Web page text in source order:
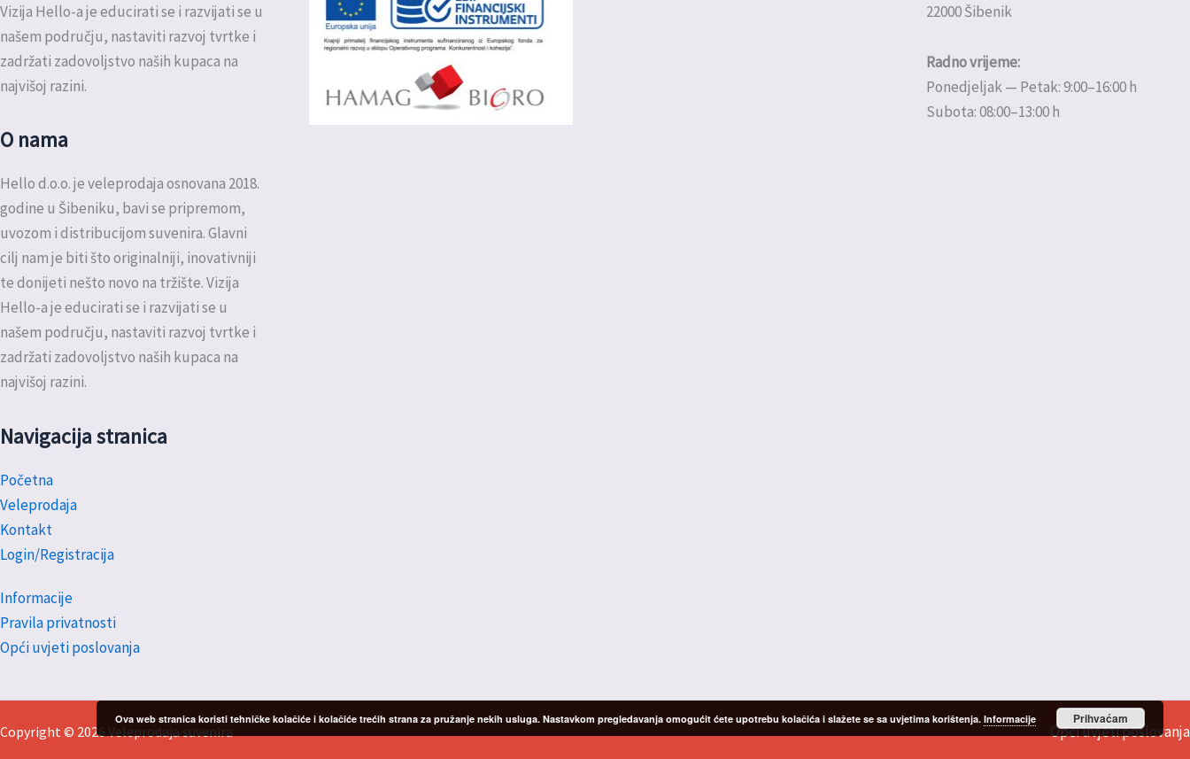
Vizija Hello-a je educirati se i razvijati se u
našem području, nastaviti razvoj tvrtke i
zadržati zadovoljstvo naših kupaca na
najvišoj razini.
O nama
Hello d.o.o. je veleprodaja osnovana 2018.
godine u Šibeniku, bavi se pripremom,
uvozom i distribucijom suvenira. Glavni
cilj nam je biti što originalniji, inovativniji
te donijeti nešto novo na tržište. Vizija
Hello-a je educirati se i razvijati se u
našem području, nastaviti razvoj tvrtke i
zadržati zadovoljstvo naših kupaca na
najvišoj razini.
Navigacija stranica
Početna
Veleprodaja
Kontakt
Login/Registracija
Informacije
Pravila privatnosti
Opći uvjeti poslovanja
22000 Šibenik
Radno vrijeme:
Ponedjeljak — Petak: 9:00–16:00 h
Subota: 08:00–13:00 h
Copyright © 2026 Veleprodaja suvenira Opći uvjeti poslovanja
Ova web stranica koristi tehničke kolačiće i kolačiće trećih strana za pružanje nekih usluga. Nastavkom pregledavanja omogućit ćete upotrebu kolačića i slažete se sa uvjetima korištenja. Informacije Prihvaćam